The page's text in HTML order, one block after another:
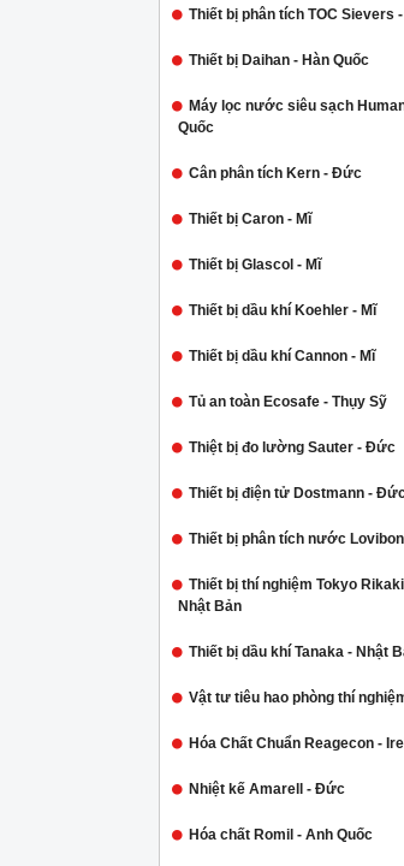
Thiết bị phân tích TOC Sievers
Thiết bị Daihan - Hàn Quốc
Máy lọc nước siêu sạch
Quốc
Cân phân tích Kern - Đức
Thiết bị Caron - Mĩ
Thiết bị Glascol - Mĩ
Thiết bị dầu khí Koehler - Mĩ
Thiết bị dầu khí Cannon - Mĩ
Tủ an toàn Ecosafe - Thụy Sỹ
Thiệt bị đo lường Sauter - Đức
Thiết bị điện tử Dostmann -
Thiết bị phân tích nước
Thiết bị thí nghiệm Tokyo
Nhật Bản
Thiết bị dầu khí Tanaka - Nhật
Vật tư tiêu hao phòng thí
Hóa Chất Chuẩn Reagecon -
Nhiệt kế Amarell - Đức
Hóa chất Romil - Anh Quốc